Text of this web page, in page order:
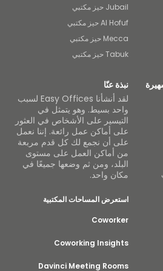
Al Hofuf حيز مكتبي
Mecca حيز مكتبي
نبذة عنّا
لقد أنشأنا Easy Offices لسبب
واحد بسيط. وهو يتمثل في
التيسير على الأشخاص في العثور
على أماكن عمل رائعة. إننا نعمل
على أن نجمع لك كل قدم مربعة
من أماكن العمل على مستوى
البلد، ومن ثم وضعها جميعًا في
مكان واحد.
استعرض المساحات المكتبية
Coworker
Coworking Insights
Davinci Meeting Rooms